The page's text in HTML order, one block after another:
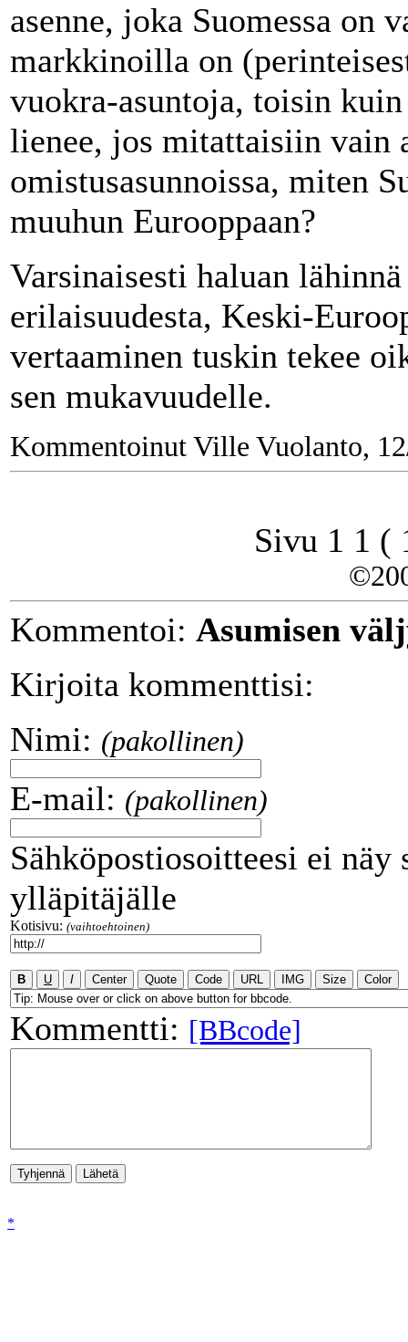
asenne, joka Suomessa on
markkinoilla on
vuokra-asuntoja, toisin
lienee, jos mitattaisiin vain
omistusasunnoissa, miten
muuhun Eurooppaan?
Varsinaisesti haluan
erilaisuudesta, Keski-
vertaaminen tuskin tekee
sen mukavuudelle.
Kommentoinut Ville Vuolanto,
Sivu 1 1 (
Kommentoi: Asumisen
Kirjoita kommenttisi:
Nimi: (pakollinen)
E-mail: (pakollinen)
Sähköpostiosoitteesi ei
ylläpitäjälle
Kotisivu: (vaihtoehtoinen)
Kommentti: [BBcode]
*